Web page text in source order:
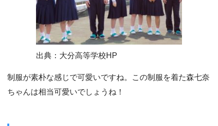
出典：大分高等学校HP
制服が素朴な感じで可愛いですね。この制服を着た森七奈
ちゃんは相当可愛いでしょうね！